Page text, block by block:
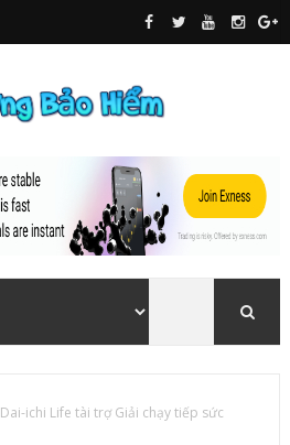
Dai-ichi Life tài trợ Giải chạy tiếp sức